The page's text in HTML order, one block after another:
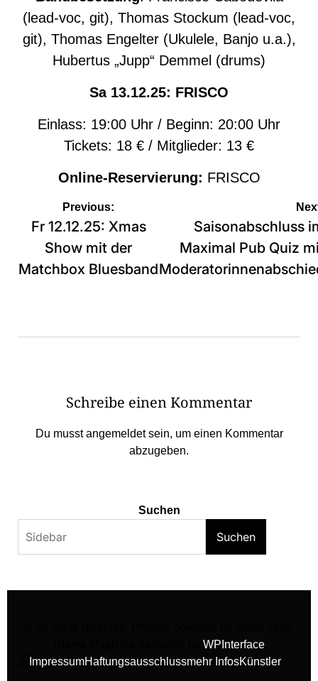
(lead-voc, git), Thomas Stockum (lead-voc,
git), Thomas Engelter (Ukulele, Banjo u.a.),
Hubertus „Jupp“ Demmel (drums)
Sa 13.12.25: FRISCO
Einlass: 19:00 Uhr / Beginn: 20:00 Uhr
Tickets: 18 € / Mitglieder: 13 €
Online-Reservierung: FRISCO
Beitragsnavigation
Previous:
Fr 12.12.25: Xmas
Show mit der
Matchbox Bluesband
Saisonabschluss
Maximal Pub Quiz
Schreibe einen Kommentar
Du musstangemeldetsein, um einen Kommentar
abzugeben.
Suchen
Suchen
WPInterface.
facebook
ImpressumHaftungsausschlussmehr InfosKünstler